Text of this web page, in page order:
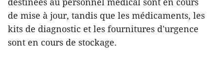
de mise à jour, tandis que les médicaments, les
kits de diagnostic et les fournitures d'urgence
sont en cours de stockage.